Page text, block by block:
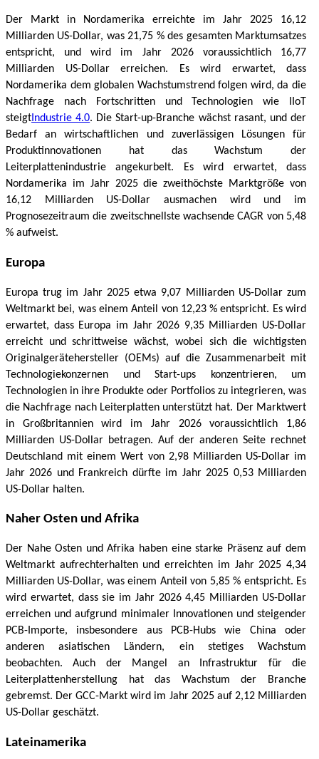
Der Markt in Nordamerika erreichte im Jahr 2025 16,12
Milliarden US-Dollar, was 21,75 % des gesamten Marktumsatzes
entspricht, und wird im Jahr 2026 voraussichtlich 16,77
Milliarden US-Dollar erreichen. Es wird erwartet, dass
Nordamerika dem globalen Wachstumstrend folgen wird, da die
Nachfrage nach Fortschritten und Technologien wie IIoT
steigt Industrie 4.0. Die Start-up-Branche wächst rasant, und der
Bedarf an wirtschaftlichen und zuverlässigen Lösungen für
Produktinnovationen hat das Wachstum der
Leiterplattenindustrie angekurbelt. Es wird erwartet, dass
Nordamerika im Jahr 2025 die zweithöchste Marktgröße von
16,12 Milliarden US-Dollar ausmachen wird und im
Prognosezeitraum die zweitschnellste wachsende CAGR von 5,48
% aufweist.
Europa
Europa trug im Jahr 2025 etwa 9,07 Milliarden US-Dollar zum
Weltmarkt bei, was einem Anteil von 12,23 % entspricht. Es wird
erwartet, dass Europa im Jahr 2026 9,35 Milliarden US-Dollar
erreicht und schrittweise wächst, wobei sich die wichtigsten
Originalgerätehersteller (OEMs) auf die Zusammenarbeit mit
Technologiekonzernen und Start-ups konzentrieren, um
Technologien in ihre Produkte oder Portfolios zu integrieren, was
die Nachfrage nach Leiterplatten unterstützt hat. Der Marktwert
in Großbritannien wird im Jahr 2026 voraussichtlich 1,86
Milliarden US-Dollar betragen. Auf der anderen Seite rechnet
Deutschland mit einem Wert von 2,98 Milliarden US-Dollar im
Jahr 2026 und Frankreich dürfte im Jahr 2025 0,53 Milliarden
US-Dollar halten.
Naher Osten und Afrika
Der Nahe Osten und Afrika haben eine starke Präsenz auf dem
Weltmarkt aufrechterhalten und erreichten im Jahr 2025 4,34
Milliarden US-Dollar, was einem Anteil von 5,85 % entspricht. Es
wird erwartet, dass sie im Jahr 2026 4,45 Milliarden US-Dollar
erreichen und aufgrund minimaler Innovationen und steigender
PCB-Importe, insbesondere aus PCB-Hubs wie China oder
anderen asiatischen Ländern, ein stetiges Wachstum
beobachten. Auch der Mangel an Infrastruktur für die
Leiterplattenherstellung hat das Wachstum der Branche
gebremst. Der GCC-Markt wird im Jahr 2025 auf 2,12 Milliarden
US-Dollar geschätzt.
Lateinamerika